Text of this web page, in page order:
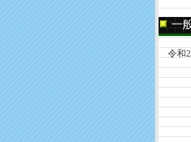
一
令和2